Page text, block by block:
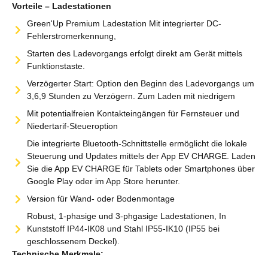
Vorteile – Ladestationen
Green'Up Premium Ladestation Mit integrierter DC-
Fehlerstromerkennung,
Starten des Ladevorgangs erfolgt direkt am Gerät mittels
Funktionstaste.
Verzögerter Start: Option den Beginn des Ladevorgangs um
3,6,9 Stunden zu Verzögern. Zum Laden mit niedrigem
Mit potentialfreien Kontakteingängen für Fernsteuer und
Niedertarif-Steueroption
Die integrierte Bluetooth-Schnittstelle ermöglicht die lokale
Steuerung und Updates mittels der App EV CHARGE. Laden
Sie die App EV CHARGE für Tablets oder Smartphones über
Google Play oder im App Store herunter.
Version für Wand- oder Bodenmontage
Robust, 1-phasige und 3-phgasige Ladestationen, In
Kunststoff IP44-IK08 und Stahl IP55-IK10 (IP55 bei
geschlossenem Deckel).